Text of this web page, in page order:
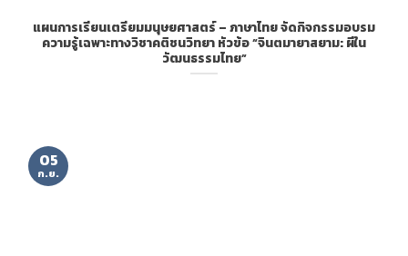
แผนการเรียนเตรียมมนุษยศาสตร์ – ภาษาไทย จัดกิจกรรมอบรม
ความรู้เฉพาะทางวิชาคติชนวิทยา หัวข้อ “จินตมายาสยาม: ผีใน
วัฒนธรรมไทย”
05
ก.ย.